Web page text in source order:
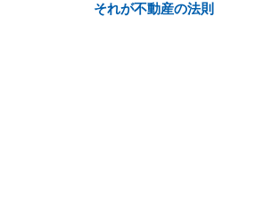
それが不動産の法則